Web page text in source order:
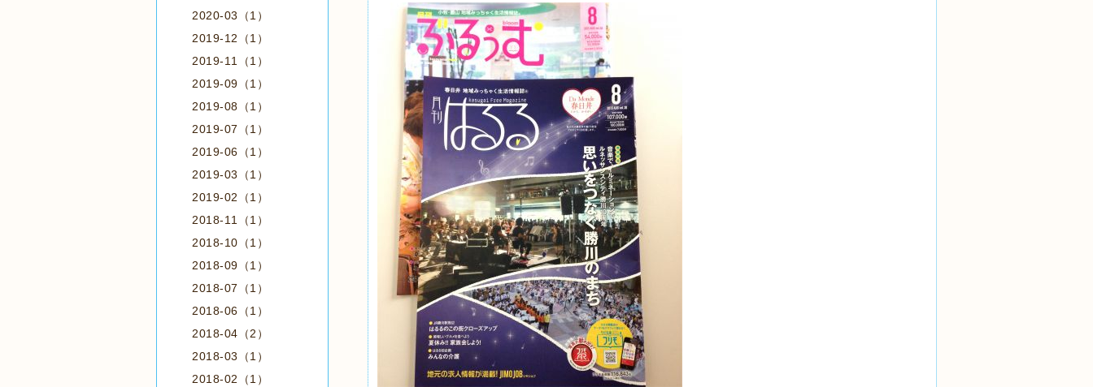
2020-03（1）
2019-12（1）
2019-11（1）
2019-09（1）
2019-08（1）
2019-07（1）
2019-06（1）
2019-03（1）
2019-02（1）
2018-11（1）
2018-10（1）
2018-09（1）
2018-07（1）
2018-06（1）
2018-04（2）
2018-03（1）
2018-02（1）